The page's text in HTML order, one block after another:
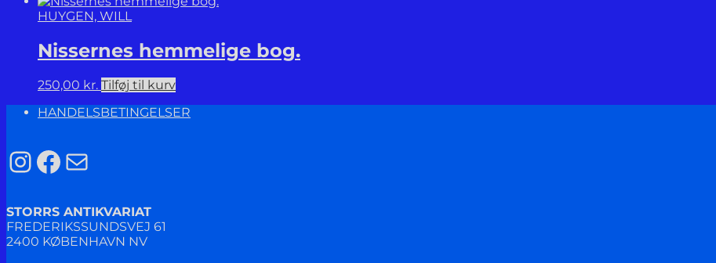
HUYGEN, WILL
Nissernes hemmelige bog.
250,00 kr. Tilføj til kurv
HANDELSBETINGELSER
Instagram
Facebook
Mail
STORRS ANTIKVARIAT
FREDERIKSSUNDSVEJ 61
2400 KØBENHAVN NV